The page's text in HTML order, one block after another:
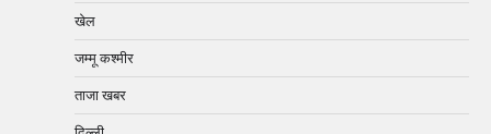
खेल
जम्मू कश्मीर
ताजा खबर